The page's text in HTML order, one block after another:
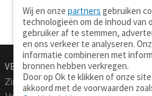
VERTALEN.NU
Zinnen vertalen
Wij en onzepartners gebruiken
technologieën om de inhoud van
gebruiker af te stemmen,
en ons verkeer te analyseren.
informatie combineren met
bronnen hebben verkregen.
Door op Ok te klikken of onze
akkoord met de voorwaarden